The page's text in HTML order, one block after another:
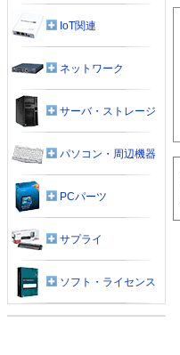
IoT関連
ネットワーク
サーバ・ストレージ
パソコン・周辺機器
PCパーツ
サプライ
ソフト・ライセンス